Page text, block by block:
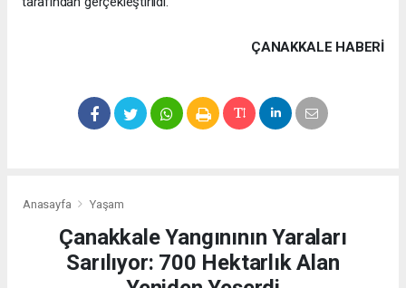
ÇANAKKALE HABERİ
Anasayfa Yaşam
Çanakkale Yangınının Yaraları
Sarılıyor: 700 Hektarlık Alan